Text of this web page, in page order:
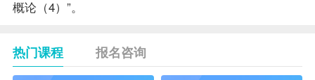
概论（4）”。
热门课程 报名咨询